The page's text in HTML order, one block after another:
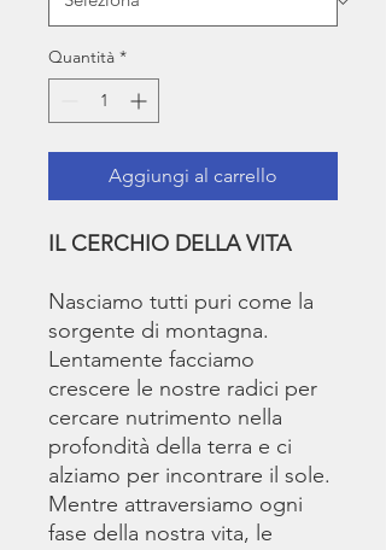
Quantità *
Aggiungi al carrello
IL CERCHIO DELLA VITA
Nasciamo tutti puri come la
sorgente di montagna.
Lentamente facciamo
crescere le nostre radici per
cercare nutrimento nella
profondità della terra e ci
alziamo per incontrare il sole.
Mentre attraversiamo ogni
fase della nostra vita, le